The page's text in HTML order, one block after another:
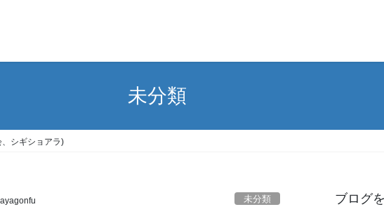
未分類
シギショアラ)
未分類 ブログ